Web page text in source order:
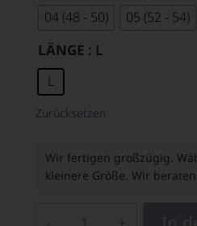
04 (48 - 50)
05 (52 - 54)
LÄNGE : L
L
Zurücksetzen
Wir fertigen großzügig.
kleinere Größe. Wir